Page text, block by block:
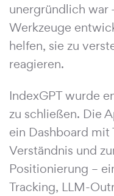
unergründlich war
Werkzeuge
helfen, sie zu
reagieren.
IndexGPT wurde
zu schließen. Die
ein Dashboard mit
Verständnis und
Positionierung –
Tracking, LLM-